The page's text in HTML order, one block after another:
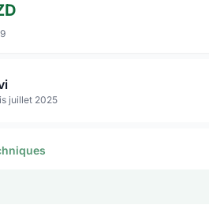
juillet 2025